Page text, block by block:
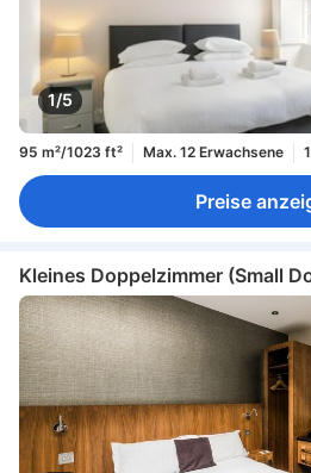
1/5
95 m²/1023 ft² Max. 12 Erwachsene
Preise
Kleines Doppelzimmer (Small